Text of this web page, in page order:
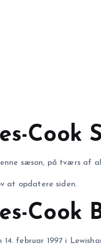
Cook
sæson, på tværs af
at opdatere siden.
Cook
februar 1997 i